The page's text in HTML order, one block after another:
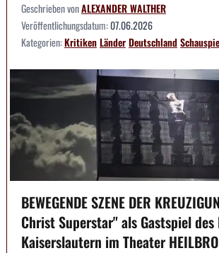
Geschrieben vonALEXANDER WALTHER
Veröffentlichungsdatum:07.06.2026
Kategorien:KritikenLänderDeutschland
BEWEGENDE SZENE DER
Christ Superstar" als Gastspiel
Kaiserslautern im Theater